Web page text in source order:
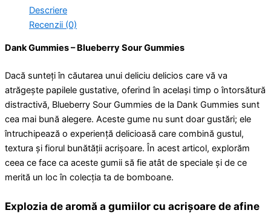
Descriere
Recenzii (0)
Dank Gummies – Blueberry Sour Gummies
Dacă sunteți în căutarea unui deliciu delicios care vă va
atrăgește papilele gustative, oferind în același timp o întorsătură
distractivă, Blueberry Sour Gummies de la Dank Gummies sunt
cea mai bună alegere. Aceste gume nu sunt doar gustări; ele
întruchipează o experiență delicioasă care combină gustul,
textura și fiorul bunătății acrișoare. În acest articol, explorăm
ceea ce face ca aceste gumii să fie atât de speciale și de ce
merită un loc în colecția ta de bomboane.
Explozia de aromă a gumiilor cu acrișoare de afine